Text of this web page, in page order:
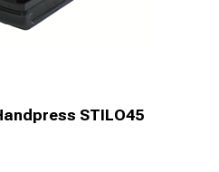
STILO45